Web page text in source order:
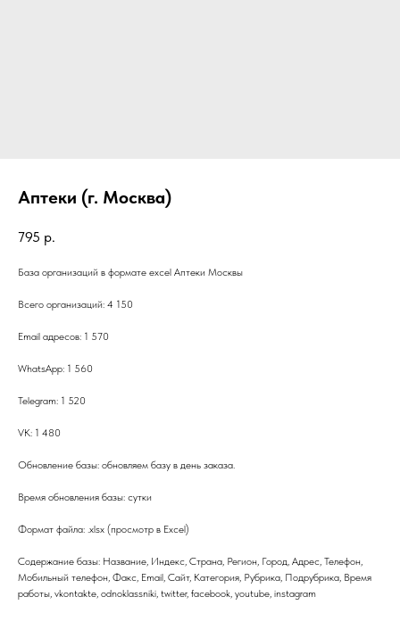
Аптеки (г. Москва)
795 р.
База организаций в формате excel Аптеки Москвы
Всего организаций: 4 150
Email адресов: 1 570
WhatsApp: 1 560
Telegram: 1 520
VK: 1 480
Обновление базы: обновляем базу в день заказа.
Время обновления базы: сутки
Формат файла: .xlsx (просмотр в Excel)
Содержание базы: Название, Индекс, Страна, Регион, Город, Адрес, Телефон,
Мобильный телефон, Факс, Email, Сайт, Категория, Рубрика, Подрубрика, Время
работы, vkontakte, odnoklassniki, twitter, facebook, youtube, instagram